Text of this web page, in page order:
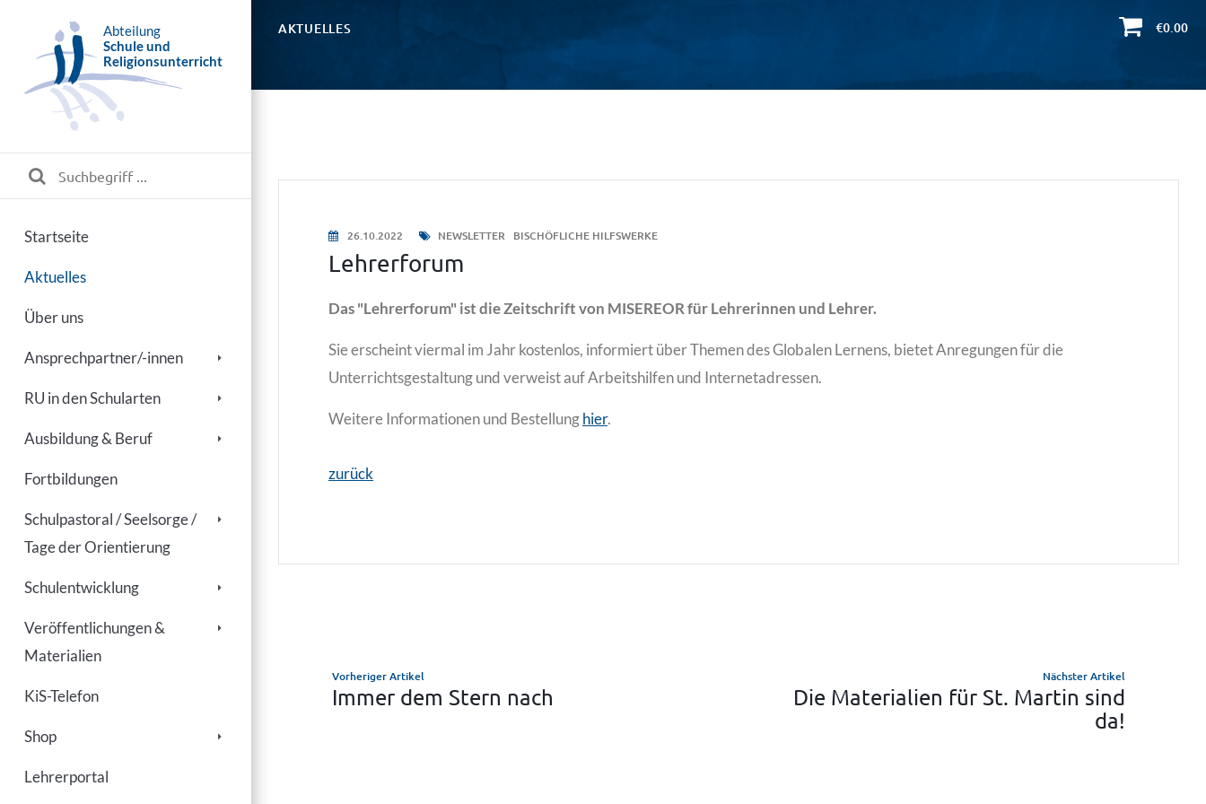
Abteilung
Schule und
Religionsunterricht
Startseite
Aktuelles
Über uns
Ansprechpartner/-innen
RU in den Schularten
Ausbildung & Beruf
Fortbildungen
Schulpastoral / Seelsorge /
Tage der Orientierung
Schulentwicklung
Veröffentlichungen &
Materialien
KiS-Telefon
Shop
Lehrerportal
AKTUELLES €0.00
26.10.2022 NEWSLETTER BISCHÖFLICHE HILFSWERKE
Lehrerforum
Das "Lehrerforum" ist die Zeitschrift von MISEREOR für Lehrerinnen und Lehrer.
Sie erscheint viermal im Jahr kostenlos, informiert über Themen des Globalen Lernens, bietet Anregungen für die
Unterrichtsgestaltung und verweist auf Arbeitshilfen und Internetadressen.
Weitere Informationen und Bestellunghier.
zurück
Vorheriger Artikel
Immer dem Stern nach
Nächster Artikel
Die Materialien für St. Martin sind
da!